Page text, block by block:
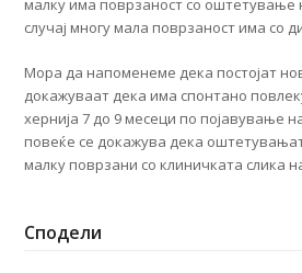
малку има поврзаност со оштетување
случај многу мала поврзаност има со
Мора да напоменеме дека постојат
докажуваат дека има спонтано
хернија 7 до 9 месеци по појавување
повеќе се докажува дека
малку поврзани со клиничката слика
Сподели